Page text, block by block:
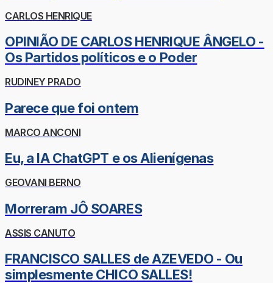
CARLOS HENRIQUE
OPINIÃO DE CARLOS HENRIQUE ÂNGELO -
Os Partidos políticos e o Poder
RUDINEY PRADO
Parece que foi ontem
MARCO ANCONI
Eu, a IA ChatGPT e os Alienígenas
GEOVANI BERNO
Morreram JÔ SOARES
ASSIS CANUTO
FRANCISCO SALLES de AZEVEDO - Ou
simplesmente CHICO SALLES!